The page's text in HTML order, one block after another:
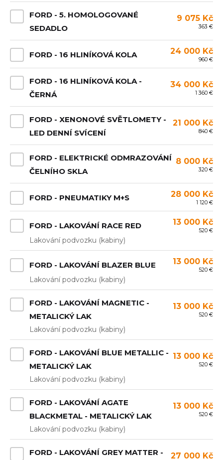
FORD - 5. HOMOLOGOVANÉ
SEDADLO
9 075 Kč
363 €
FORD - 16 HLINÍKOVÁ KOLA 24 000 Kč
960 €
FORD - 16 HLINÍKOVÁ KOLA -
ČERNÁ
34 000 Kč
1 360 €
FORD - XENONOVÉ SVĚTLOMETY -
LED DENNÍ SVÍCENÍ
21 000 Kč
840 €
FORD - ELEKTRICKÉ ODMRAZOVÁNÍ
ČELNÍHO SKLA
8 000 Kč
320 €
FORD - PNEUMATIKY M+S 28 000 Kč
1 120 €
FORD - LAKOVÁNÍ RACE RED 13 000 Kč
520 €
Lakování podvozku (kabiny)
FORD - LAKOVÁNÍ BLAZER BLUE 13 000 Kč
520 €
Lakování podvozku (kabiny)
FORD - LAKOVÁNÍ MAGNETIC -
METALICKÝ LAK
13 000 Kč
520 €
Lakování podvozku (kabiny)
FORD - LAKOVÁNÍ BLUE METALLIC -
METALICKÝ LAK
13 000 Kč
520 €
Lakování podvozku (kabiny)
FORD - LAKOVÁNÍ AGATE
BLACKMETAL - METALICKÝ LAK
13 000 Kč
520 €
Lakování podvozku (kabiny)
FORD - LAKOVÁNÍ GREY MATTER - 27 000 Kč